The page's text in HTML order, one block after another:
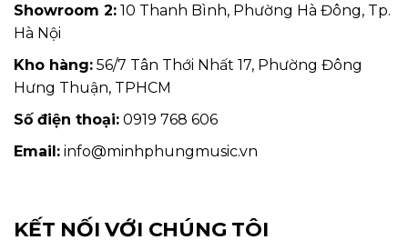
Showroom 2: 10 Thanh Bình, Phường Hà Đông, Tp.
Hà Nội
Kho hàng: 56/7 Tân Thới Nhất 17, Phường Đông
Hưng Thuận, TPHCM
Số điện thoại: 0919 768 606
Email: info@minhphungmusic.vn
KẾT NỐI VỚI CHÚNG TÔI